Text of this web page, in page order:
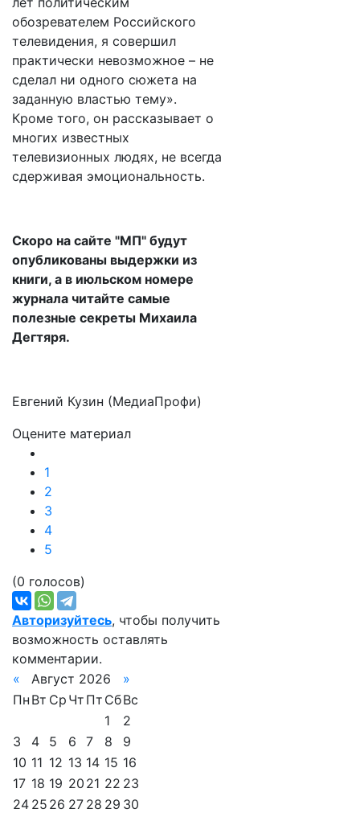
обозревателем Российского
телевидения, я совершил
практически невозможное – не
сделал ни одного сюжета на
заданную властью тему».
Кроме того, он рассказывает о
многих известных
телевизионных людях, не всегда
сдерживая эмоциональность.
Скоро на сайте "МП" будут
опубликованы выдержки из
книги, а в июльском номере
журнала читайте самые
полезные секреты Михаила
Дегтяря.
Евгений Кузин (МедиаПрофи)
Оцените материал
1
2
3
4
5
(0 голосов)
Авторизуйтесь, чтобы получить
возможность оставлять
комментарии.
«
Август 2026
»
Пн Вт Ср Чт Пт СбВс
1
2
3
4 5 6 7 8
9
10 11 12 13 14 15 16
17 18 19 20 21 22 23
24 25 26 27 28 29 30